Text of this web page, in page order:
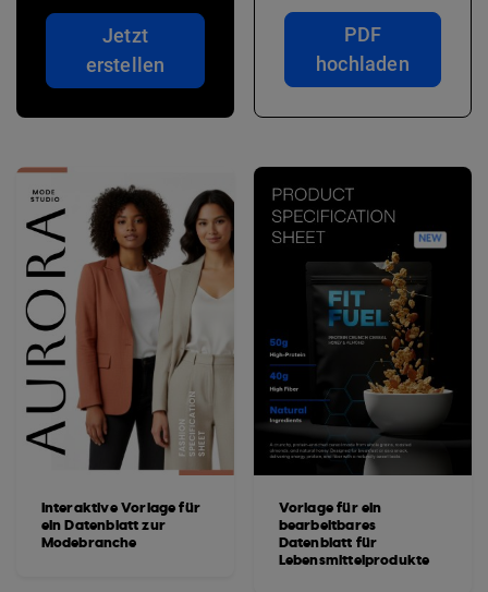
Jetzt
erstellen
PDF
hochladen
Interaktive Vorlage für
ein Datenblatt zur
Modebranche
Vorlage für ein
bearbeitbares
Datenblatt für
Lebensmittelprodukte